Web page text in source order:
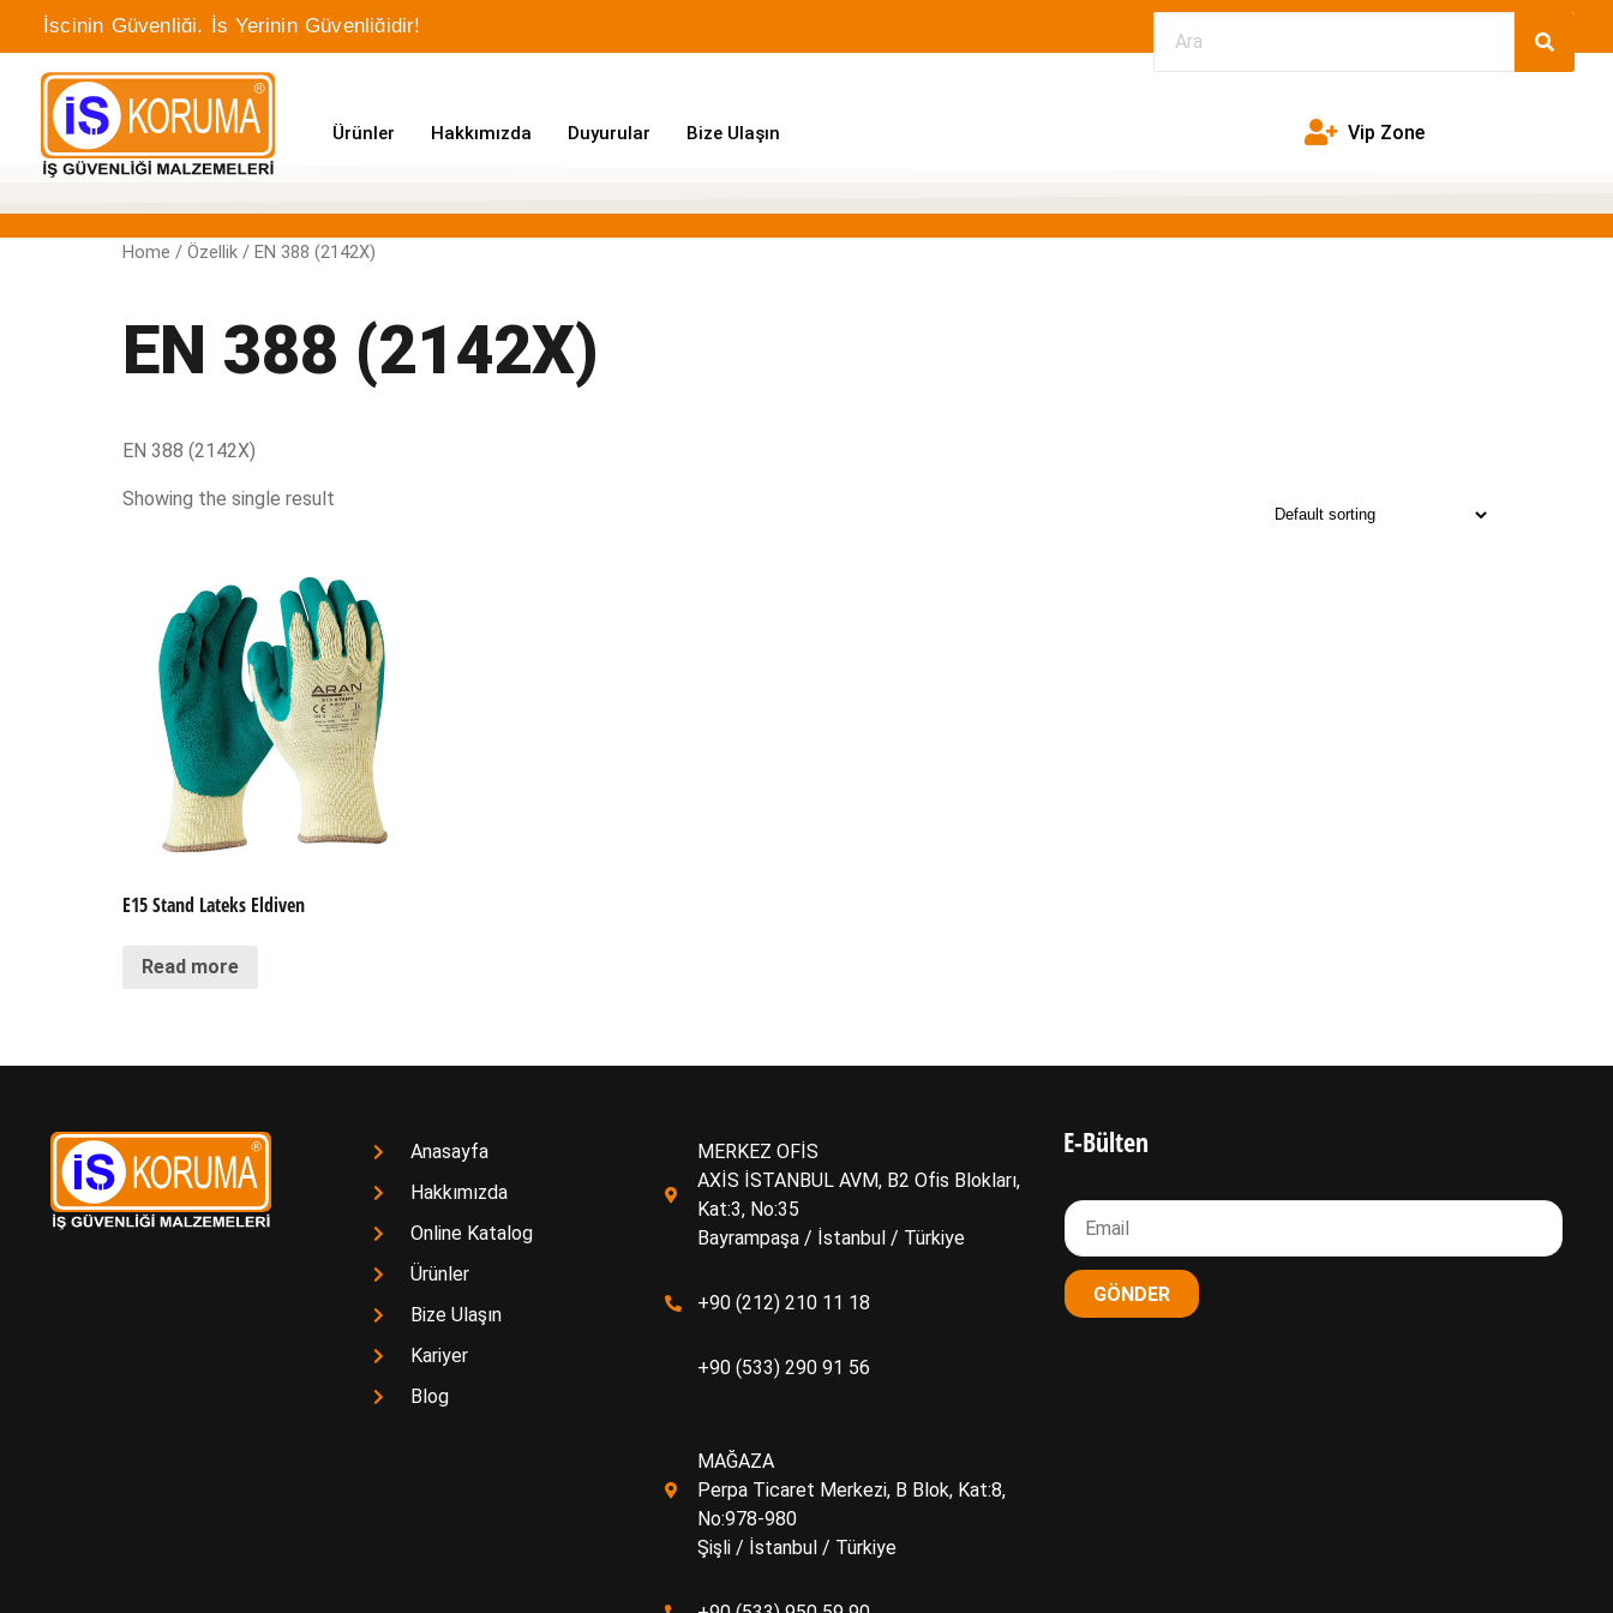
İşçinin Güvenliği, İş Yerinin Güvenliğidir!
Ürünler Hakkımızda Duyurular Bize Ulaşın Vip Zone
Home / Özellik / EN 388 (2142X)
EN 388 (2142X)
EN 388 (2142X)
Showing the single result
E15 Stand Lateks Eldiven
Read more
Anasayfa
Hakkımızda
Online Katalog
Ürünler
Bize Ulaşın
Kariyer
Blog
MERKEZ OFİS
AXİS İSTANBUL AVM, B2 Ofis Blokları,
Kat:3, No:35
Bayrampaşa / İstanbul / Türkiye
+90 (212) 210 11 18
+90 (533) 290 91 56
MAĞAZA
Perpa Ticaret Merkezi, B Blok, Kat:8,
No:978-980
Şişli / İstanbul / Türkiye
E-Bülten
GÖNDER